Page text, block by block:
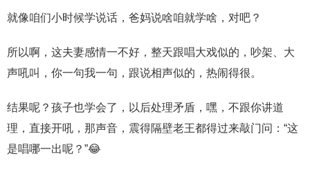
就像咱们小时候学说话，爸妈说啥咱就学啥，对吧？
所以啊，这夫妻感情一不好，整天跟唱大戏似的，吵架、大
声吼叫，你一句我一句，跟说相声似的，热闹得很。
结果呢？孩子也学会了，以后处理矛盾，嘿，不跟你讲道
理，直接开吼，那声音，震得隔壁老王都得过来敲门问：“这
是唱哪一出呢？”😂